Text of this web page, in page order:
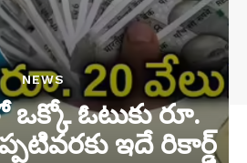
NEWS
ఓటుకు రూ.
ఇదే రికార్డ్